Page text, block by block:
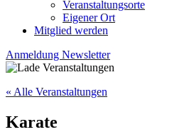
Veranstaltungsorte
Eigener Ort
Mitglied werden
Anmeldung Newsletter
« Alle Veranstaltungen
Karate